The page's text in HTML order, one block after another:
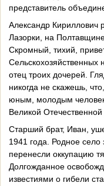
представитель
Александр Кириллович
Лазорки, на
Скромный, тихий,
отец троих дочерей.
никогда не скажешь,
юным, молодым
Великой Отечественной
Старший брат, Иван,
1941 года. Родное
перенесли оккупацию
Долгожданное
известиями о гибели